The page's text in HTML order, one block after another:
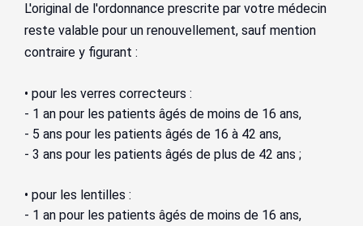
L'original de l'ordonnance prescrite par votre médecin
reste valable pour un renouvellement, sauf mention
contraire y figurant :
• pour les verres correcteurs :
- 1 an pour les patients âgés de moins de 16 ans,
- 5 ans pour les patients âgés de 16 à 42 ans,
- 3 ans pour les patients âgés de plus de 42 ans ;
• pour les lentilles :
- 1 an pour les patients âgés de moins de 16 ans,